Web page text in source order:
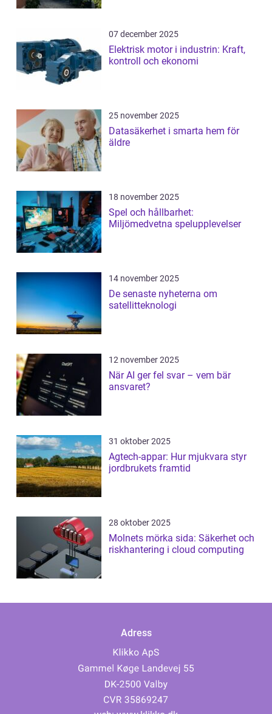
07 december 2025
Elektrisk motor i industrin: Kraft,
kontroll och ekonomi
25 november 2025
Datasäkerhet i smarta hem för
äldre
18 november 2025
Spel och hållbarhet:
Miljömedvetna spelupplevelser
14 november 2025
De senaste nyheterna om
satellitteknologi
12 november 2025
När AI ger fel svar – vem bär
ansvaret?
31 oktober 2025
Agtech-appar: Hur mjukvara styr
jordbrukets framtid
28 oktober 2025
Molnets mörka sida: Säkerhet och
riskhantering i cloud computing
Adress